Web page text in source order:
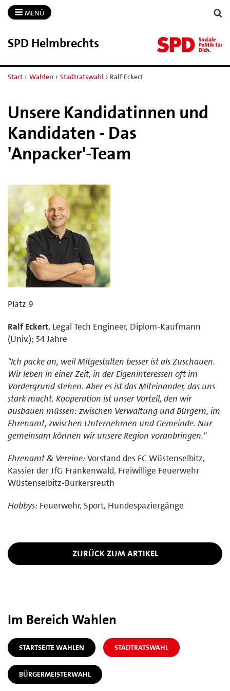
MENÜ
SPD Helmbrechts
Start › Wahlen › Stadtratswahl › Ralf Eckert
Unsere Kandidatinnen und
Kandidaten - Das
'Anpacker'-Team
Platz 9
Ralf Eckert, Legal Tech Engineer, Diplom-Kaufmann
(Univ.); 54 Jahre
"Ich packe an, weil Mitgestalten besser ist als Zuschauen.
Wir leben in einer Zeit, in der Eigeninteressen oft im
Vordergrund stehen. Aber es ist das Miteinander, das uns
stark macht. Kooperation ist unser Vorteil, den wir
ausbauen müssen: zwischen Verwaltung und Bürgern, im
Ehrenamt, zwischen Unternehmen und Gemeinde. Nur
gemeinsam können wir unsere Region voranbringen."
Ehrenamt & Vereine: Vorstand des FC Wüstenselbitz,
Kassier der JfG Frankenwald, Freiwillige Feuerwehr
Wüstenselbitz-Burkersreuth
Hobbys: Feuerwehr, Sport, Hundespaziergänge
ZURÜCK ZUM ARTIKEL
Im Bereich Wahlen
STARTSEITE WAHLEN STADTRATSWAHL
BÜRGERMEISTERWAHL